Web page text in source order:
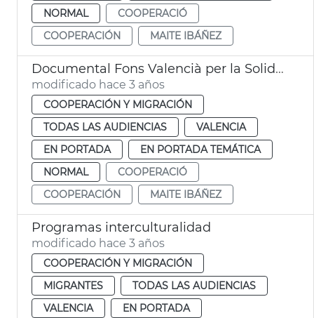
NORMAL
COOPERACIÓ
COOPERACIÓN
MAITE IBÁÑEZ
Documental Fons Valencià per la Solidaritat
modificado hace 3 años
COOPERACIÓN Y MIGRACIÓN
TODAS LAS AUDIENCIAS
VALENCIA
EN PORTADA
EN PORTADA TEMÁTICA
NORMAL
COOPERACIÓ
COOPERACIÓN
MAITE IBÁÑEZ
Programas interculturalidad
modificado hace 3 años
COOPERACIÓN Y MIGRACIÓN
MIGRANTES
TODAS LAS AUDIENCIAS
VALENCIA
EN PORTADA